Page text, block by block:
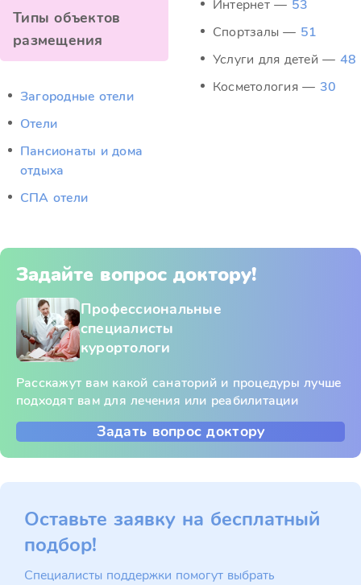
Типы объектов
размещения
Загородные отели
Отели
Пансионаты и дома
отдыха
СПА отели
Интернет — 53
Спортзалы — 51
Услуги для детей — 48
Косметология — 30
Задайте вопрос доктору!
Профессиональные
специалисты
курортологи
Расскажут вам какой санаторий и процедуры лучше
подходят вам для лечения или реабилитации
Задать вопрос доктору
Оставьте заявку на бесплатный
подбор!
Специалисты поддержки помогут выбрать